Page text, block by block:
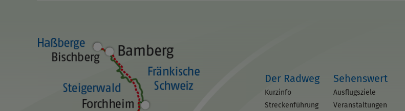
Der Radweg
Kurzinfo
Streckenführung
Sehenswert
Ausflugsziele
Veranstaltungen